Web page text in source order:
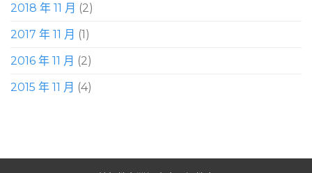
2018 年 11 月 (2)
2017 年 11 月 (1)
2016 年 11 月 (2)
2015 年 11 月 (4)